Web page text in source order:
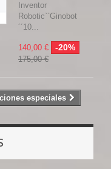
Inventor
Robotic``Ginobot
´´10...
140,00 € -20%
175,00 €
especiales